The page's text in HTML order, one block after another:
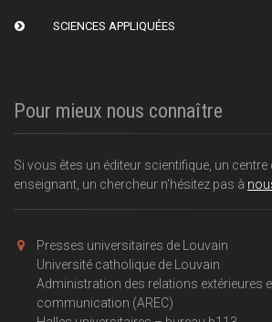
SCIENCES APPLIQUÉES
Pour mieux nous connaître
Si vous êtes un éditeur scientifique, un centre
enseignant, un chercheur n'hésitez pas à
Presses universitaires de Louvain
Université catholique de Louvain
Administration des relations extérieures
communication (AREC)